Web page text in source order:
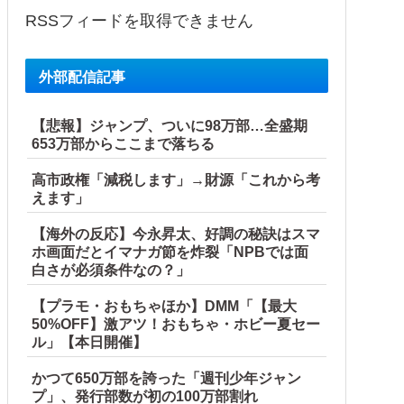
RSSフィードを取得できません
外部配信記事
【悲報】ジャンプ、ついに98万部…全盛期
653万部からここまで落ちる
高市政権「減税します」→財源「これから考
えます」
【海外の反応】今永昇太、好調の秘訣はスマ
ホ画面だとイマナガ節を炸裂「NPBでは面
白さが必須条件なの？」
【プラモ・おもちゃほか】DMM「【最大
50%OFF】激アツ！おもちゃ・ホビー夏セー
ル」【本日開催】
かつて650万部を誇った「週刊少年ジャン
プ」、発行部数が初の100万部割れ